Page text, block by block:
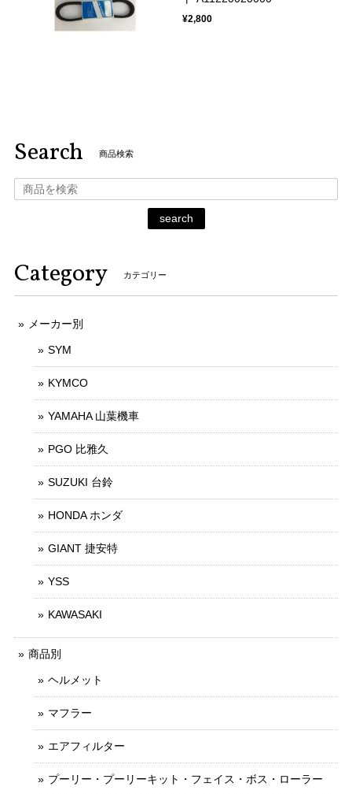
¥2,800
Search 商品検索
search
Category カテゴリー
メーカー別
SYM
KYMCO
YAMAHA 山葉機車
PGO 比雅久
SUZUKI 台鈴
HONDA ホンダ
GIANT 捷安特
YSS
KAWASAKI
商品別
ヘルメット
マフラー
エアフィルター
プーリー・プーリーキット・フェイス・ボス・ローラー